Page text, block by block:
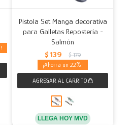
Pistola Set Manga decorativa
para Galletas Repostería -
Salmón
$ 139 $ 179
22
LLEGA HOY MVD